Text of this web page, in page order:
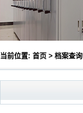
当前位置: 首页 > 档案查询